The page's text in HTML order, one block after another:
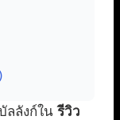
ลลังก์ในรีวิว